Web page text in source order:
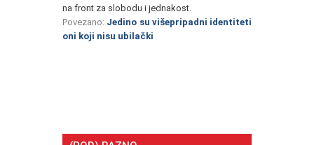
na front za slobodu i jednakost.
Povezano: Jedino su višepripadni identiteti
oni koji nisu ubilački